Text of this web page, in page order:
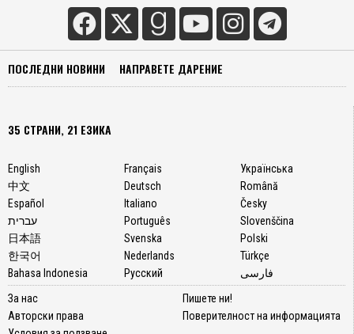
ПОСЛЕДНИ НОВИНИ НАПРАВЕТЕ ДАРЕНИЕ
35 СТРАНИ, 21 ЕЗИКА
English
中文
Español
עברית
日本語
한국어
Bahasa Indonesia
Français
Deutsch
Italiano
Português
Svenska
Nederlands
Русский
Українська
Română
Česky
Slovenščina
Polski
Türkçe
فارسی
За нас
Авторски права
Пишете ни!
Поверителност на информацията